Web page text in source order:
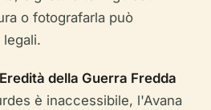
o fotografarla può
della Guerra Fredda
è inaccessibile, l'Avana